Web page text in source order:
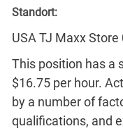
Standort:
USA TJ Maxx
This position has a
$16.75 per hour.
by a number of
qualifications, and